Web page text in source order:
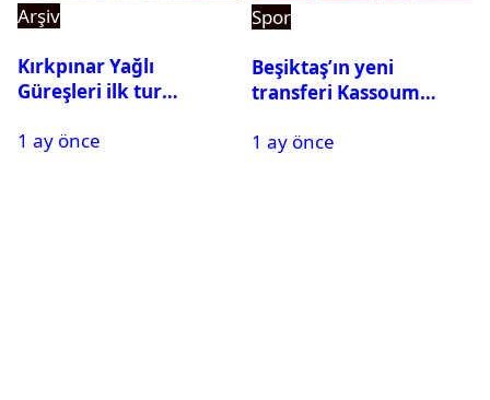
Arşiv
Kırkpınar Yağlı
Güreşleri ilk tur
2. tura geçen
1 ay önce
Spor
Beşiktaş’ın yeni
transferi Kassoum
gelecek? Resmi
1 ay önce